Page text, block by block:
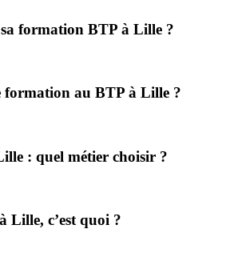
formation BTP à Lille ?
formation au BTP à Lille ?
: quel métier choisir ?
Lille, c’est quoi ?